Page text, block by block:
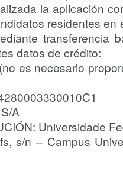
la aplicación
residentes en
transferencia
datos de crédito:
es necesario
A
Universidade
s/n – Campus